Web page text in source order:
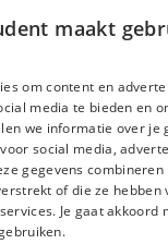
00 76maakt
om content en
media te bieden en
we informatie over je
social media,
gegevens
of die ze hebben
Je gaat akkoord